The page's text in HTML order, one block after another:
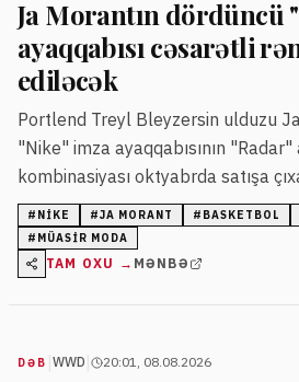
Ja Morantın dördüncü
ayaqqabısı cəsarətli
ediləcək
Portlend Treyl Bleyzersin ulduzu
"Nike" imza ayaqqabısının "Radar"
kombinasiyası oktyabrda satışa
radarını xatırladan qrafik dizayn
seçilir.
# NIKE #JA MORANT # BASKETBOL
# MÜASIR MODA
TAM OXU → MƏNBƏ
DƏB WWD 20:01, 08.08.2026